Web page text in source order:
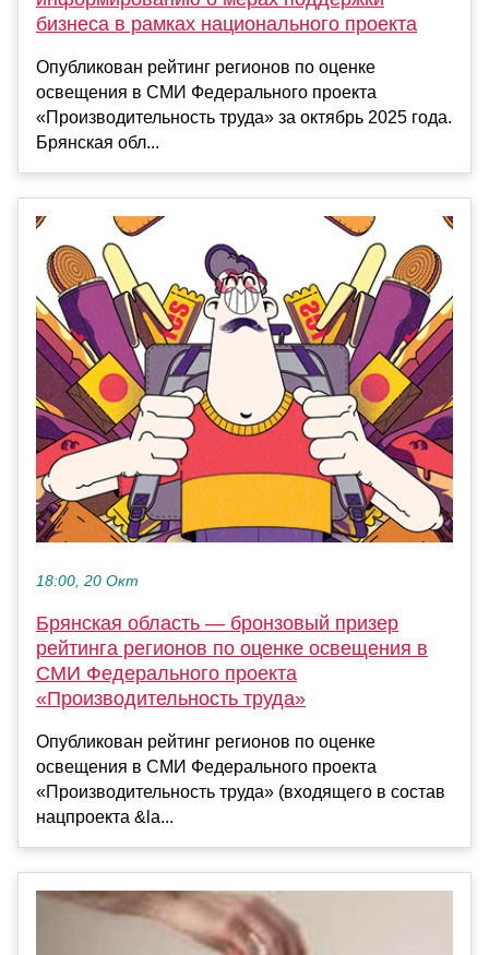
бизнеса в рамках национального проекта
Опубликован рейтинг регионов по оценке
освещения в СМИ Федерального проекта
«Производительность труда» за октябрь 2025 года.
Брянская обл...
18:00, 20 Окт
Брянская область — бронзовый призер
рейтинга регионов по оценке освещения в
СМИ Федерального проекта
«Производительность труда»
Опубликован рейтинг регионов по оценке
освещения в СМИ Федерального проекта
«Производительность труда» (входящего в состав
нацпроекта &la...